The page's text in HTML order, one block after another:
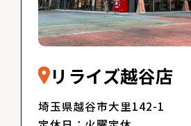
リライズ越谷店
埼玉県越谷市大里142-1